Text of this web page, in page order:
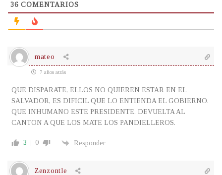
36 COMENTARIOS
mateo
7 años atrás
QUE DISPARATE, ELLOS NO QUIEREN ESTAR EN EL
SALVADOR, ES DIFICIL QUE LO ENTIENDA EL GOBIERNO.
QUE INHUMANO ESTE PRESIDENTE. DEVUELTA AL
CANTON A QUE LOS MATE LOS PANDIELLEROS.
3 0 Responder
Zenzontle